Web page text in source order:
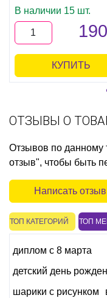
В наличии 15 шт.
190
КУПИТЬ
ОТЗЫВЫ О
Отзывов по данному
отзыв", чтобы быть
Написать отзыв
ТОП КАТЕГОРИЙ ТОП
диплом с 8 марта
детский день
шарики с рисунком